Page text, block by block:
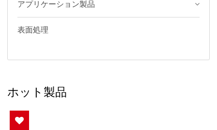
アプリケーション製品
表面処理
ホット製品